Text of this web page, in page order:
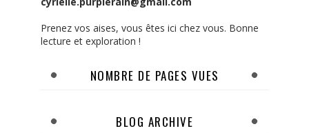
Prenez vos aises, vous êtes ici chez vous. Bonne
lecture et exploration !
NOMBRE DE PAGES VUES
BLOG ARCHIVE